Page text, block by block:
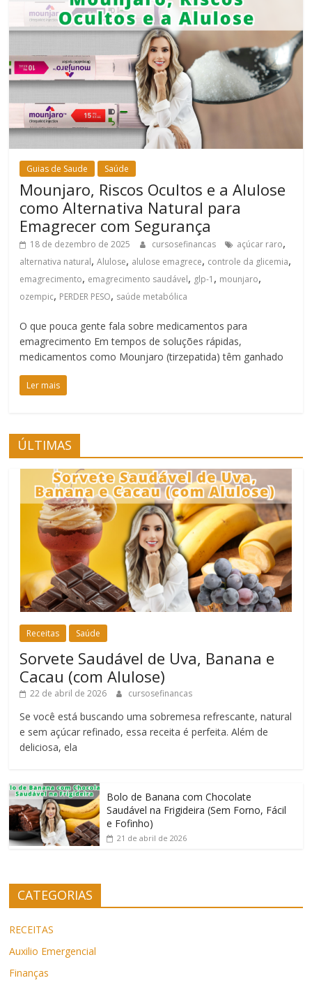
Guias de Saude Saúde
Mounjaro, Riscos Ocultos e a Alulose
como Alternativa Natural para
Emagrecer com Segurança
18 de dezembro de 2025 cursosefinancas açúcar raro,
alternativa natural,Alulose, alulose emagrece, controle da glicemia,
emagrecimento, emagrecimento saudável, glp-1 , mounjaro,
ozempic, PERDER PESO, saúde metabólica
O que pouca gente fala sobre medicamentos para
emagrecimento Em tempos de soluções rápidas,
medicamentos como Mounjaro (tirzepatida) têm ganhado
Ler mais
ÚLTIMAS
Receitas Saúde
Sorvete Saudável de Uva, Banana e
Cacau (com Alulose)
22 de abril de 2026 cursosefinancas
Se você está buscando uma sobremesa refrescante, natural
e sem açúcar refinado, essa receita é perfeita. Além de
deliciosa, ela
Bolo de Banana com Chocolate
Saudável na Frigideira (Sem Forno, Fácil
e Fofinho)
21 de abril de 2026
CATEGORIAS
RECEITAS
Auxilio Emergencial
Finanças